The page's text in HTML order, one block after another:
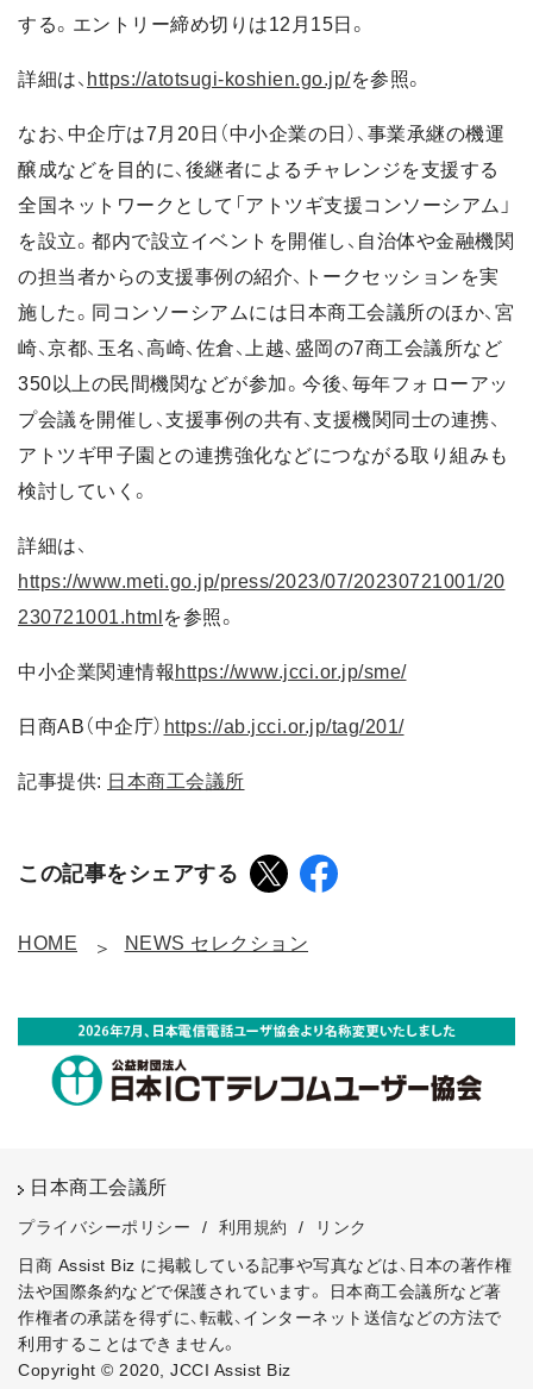
する。エントリー締め切りは12月15日。
詳細は、 https://atotsugi-koshien.go.jp/を参照。
なお、中企庁は7月20日（中小企業の日）、事業承継の機運
醸成などを目的に、後継者によるチャレンジを支援する
全国ネットワークとして「アトツギ支援コンソーシアム」
を設立。都内で設立イベントを開催し、自治体や金融機関
の担当者からの支援事例の紹介、トークセッションを実
施した。同コンソーシアムには日本商工会議所のほか、宮
崎、京都、玉名、高崎、佐倉、上越、盛岡の7商工会議所など
350以上の民間機関などが参加。今後、毎年フォローアッ
プ会議を開催し、支援事例の共有、支援機関同士の連携、
アトツギ甲子園との連携強化などにつながる取り組みも
検討していく。
詳細は、
https://www.meti.go.jp/press/2023/07/20230721001/20
230721001.html を参照。
中小企業関連情報 https://www.jcci.or.jp/sme/
日商AB（中企庁） https://ab.jcci.or.jp/tag/201/
記事提供: 日本商工会議所
この記事をシェアする
HOME NEWS セレクション
日本商工会議所
プライバシーポリシー / 利用規約 /
リンク
日商 Assist Biz に掲載している記事や写真などは、日本の著作権
法や国際条約などで保護されています。
日本商工会議所など著
作権者の承諾を得ずに、転載、インターネット送信などの方法で
利用することはできません。
Copyright © 2020, JCCI Assist Biz